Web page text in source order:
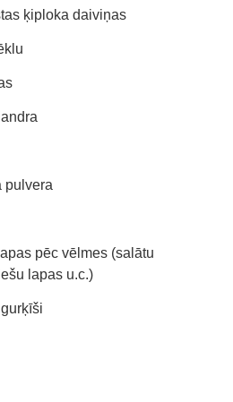
ķiploka daiviņas
pulvera
pēc vēlmes (salātu
lapas u.c.)